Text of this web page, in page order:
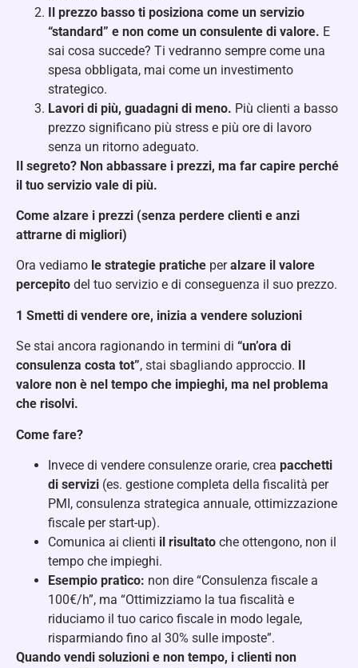
Il prezzo basso ti posiziona come un servizio
“standard” e non come un consulente di valore. E
sai cosa succede? Ti vedranno sempre come una
spesa obbligata, mai come un investimento
strategico.
Lavori di più, guadagni di meno. Più clienti a basso
prezzo significano più stress e più ore di lavoro
senza un ritorno adeguato.
Il segreto? Non abbassare i prezzi, ma far capire perché
il tuo servizio vale di più.
Come alzare i prezzi (senza perdere clienti e anzi
attrarne di migliori)
Ora vediamo le strategie pratiche peralzare il valore
percepito del tuo servizio e di conseguenza il suo prezzo.
1️ Smetti di vendere ore, inizia a vendere soluzioni
Se stai ancora ragionando in termini di “un’ora di
consulenza costa tot”, stai sbagliando approccio.
valore non è nel tempo che impieghi, ma nel problema
che risolvi.
Come fare?
Invece di vendere consulenze orarie, crea pacchetti
di servizi (es. gestione completa della fiscalità per
PMI, consulenza strategica annuale, ottimizzazione
fiscale per start-up).
Comunica ai clienti il risultato che ottengono, non il
tempo che impieghi.
Esempio pratico: non dire “Consulenza fiscale a
100€/h”, ma “Ottimizziamo la tua fiscalità e
riduciamo il tuo carico fiscale in modo legale,
risparmiando fino al 30% sulle imposte”.
Quando vendi soluzioni e non tempo, i clienti non